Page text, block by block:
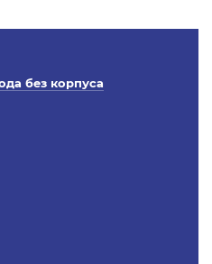
без корпуса